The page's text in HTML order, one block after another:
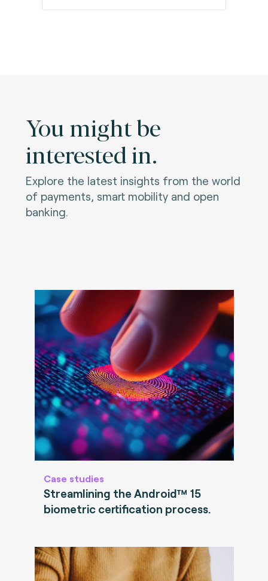
You might be
interested in.
Explore the latest insights from the world
of payments, smart mobility and open
banking.
Case studies
Streamlining the Android™ 15
biometric certification process.